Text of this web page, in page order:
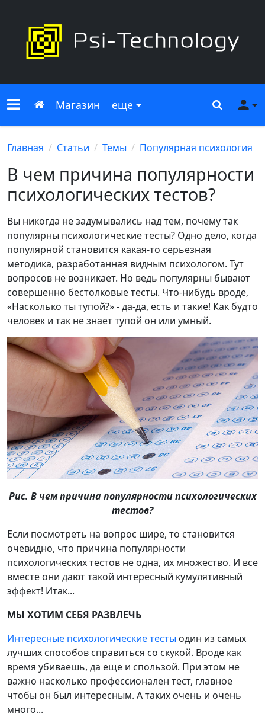
Меню сайта
Главная
Магазин еще Поиск
Главная Статьи Темы Популярная психология
В чем причина популярности
психологических тестов?
Вы никогда не задумывались над тем, почему так
популярны психологические тесты? Одно дело, когда
популярной становится какая-то серьезная
методика, разработанная видным психологом. Тут
вопросов не возникает. Но ведь популярны бывают
совершенно бестолковые тесты. Что-нибудь вроде,
«Насколько ты тупой?» - да-да, есть и такие! Как будто
человек и так не знает тупой он или умный.
Рис. В чем причина популярности психологических
тестов?
Если посмотреть на вопрос шире, то становится
очевидно, что причина популярности
психологических тестов не одна, их множество. И все
вместе они дают такой интересный кумулятивный
эффект! Итак...
МЫ ХОТИМ СЕБЯ РАЗВЛЕЧЬ
Интересные психологические тесты один из самых
лучших способов справиться со скукой. Вроде как
время убиваешь, да еще и спользой. При этом не
важно насколько профессионален тест, главное
чтобы он был интересным. А таких очень и очень
много...